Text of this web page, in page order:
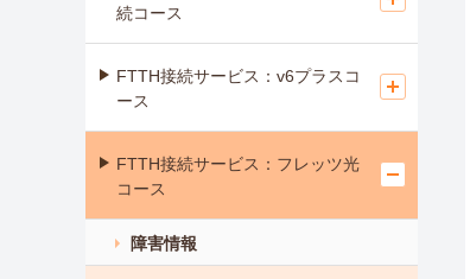
続コース
FTTH接続サービス：v6プラスコ
ース
FTTH接続サービス：フレッツ光
コース
障害情報